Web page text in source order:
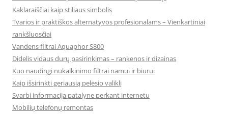
Kaklaraiščiai kaip stiliaus simbolis
Tvarios ir praktiškos alternatyvos profesionalams – Vienkartiniai
rankšluosčiai
Vandens filtrai Aquaphor S800
Didelis vidaus durų pasirinkimas – rankenos ir dizainas
Kuo naudingi nukalkinimo filtrai namui ir biurui
Kaip išsirinkti geriausią pelėsio valiklį
Svarbi informacija patalyne perkant internetu
Mobilių telefonų remontas